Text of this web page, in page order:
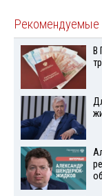
Рекомендуемые
В